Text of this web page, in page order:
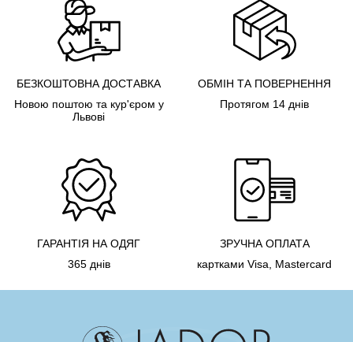
БЕЗКОШТОВНА ДОСТАВКА
Новою поштою та кур'єром у
Львові
ОБМІН ТА ПОВЕРНЕННЯ
Протягом 14 днів
ГАРАНТІЯ НА ОДЯГ
365 днів
ЗРУЧНА ОПЛАТА
картками Visa, Mastercard